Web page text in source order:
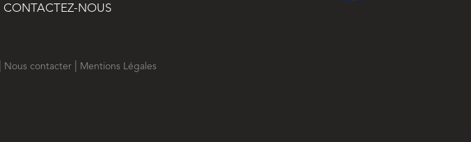
CONTACTEZ-NOUS
Nous contacter Mentions Légales